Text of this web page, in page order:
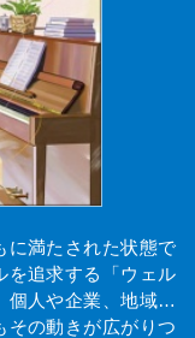
に満たされた状態で
を追求する「ウェル
個人や企業、地域…
その動きが広がりつ